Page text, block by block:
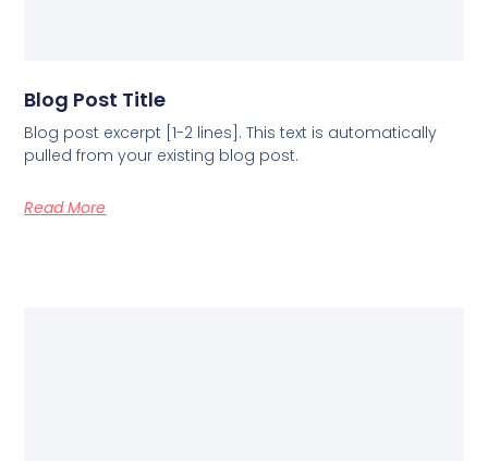
Blog Post Title
Blog post excerpt [1-2 lines]. This text is automatically
pulled from your existing blog post.
Read More